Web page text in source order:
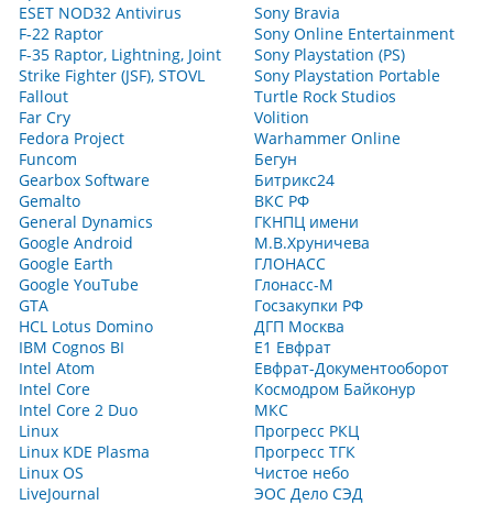
ESET NOD32 Antivirus
F-22 Raptor
F-35 Raptor, Lightning, Joint
Strike Fighter (JSF), STOVL
Fallout
Far Cry
Fedora Project
Funcom
Gearbox Software
Gemalto
General Dynamics
Google Android
Google Earth
Google YouTube
GTA
HCL Lotus Domino
IBM Cognos BI
Intel Atom
Intel Core
Intel Core 2 Duo
Linux
Linux KDE Plasma
Linux OS
LiveJournal
Sony Bravia
Sony Online Entertainment
Sony Playstation (PS)
Sony Playstation Portable
Turtle Rock Studios
Volition
Warhammer Online
Бегун
Битрикс24
ВКС РФ
ГКНПЦ имени
М.В.Хруничева
ГЛОНАСС
Глонасс-М
Госзакупки РФ
ДГП Москва
Е1 Евфрат
Евфрат-Документооборот
Космодром Байконур
МКС
Прогресс РКЦ
Прогресс ТГК
Чистое небо
ЭОС Дело СЭД